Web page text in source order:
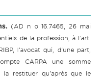
(AD n o 16.7465, 26 mai
de la profession, à l'art.
l'avocat qui, d'une part,
CARPA une somme
restituer qu'après que le